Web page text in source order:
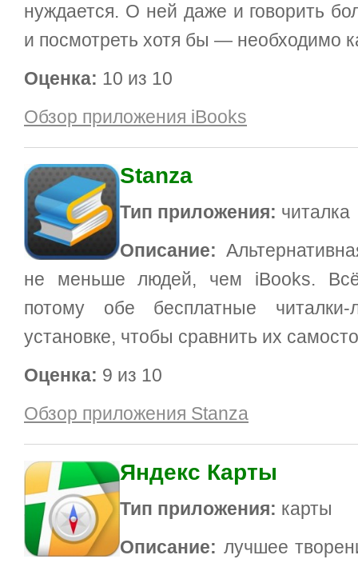
нуждается. О ней даже и говорить
и посмотреть хотя бы — необходимо
Оценка: 10 из 10
Обзор приложения iBooks
Stanza
Тип приложения: читалка
Описание:
не меньше людей, чем iBooks. Всё
потому обе бесплатные
установке, чтобы сравнить их
Оценка: 9 из 10
Обзор приложения Stanza
Яндекс Карты
Тип приложения: карты
Описание: лучшее